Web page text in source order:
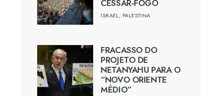
CESSAR-FOGO
ISRAEL, PALESTINA
FRACASSO DO
PROJETO DE
NETANYAHU PARA O
“NOVO ORIENTE
MÉDIO”